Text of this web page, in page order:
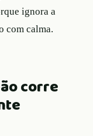
ignora a
com calma.
corre